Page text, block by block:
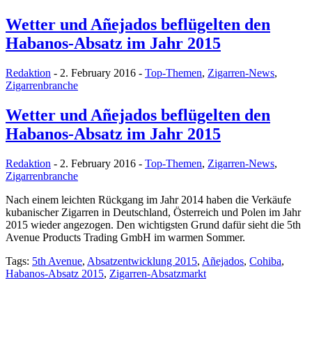
Wetter und Añejados beflügelten den
Habanos-Absatz im Jahr 2015
Redaktion - 2. February 2016 - Top-Themen, Zigarren-News,
Zigarrenbranche
Wetter und Añejados beflügelten den
Habanos-Absatz im Jahr 2015
Redaktion - 2. February 2016 - Top-Themen, Zigarren-News,
Zigarrenbranche
Nach einem leichten Rückgang im Jahr 2014 haben die Verkäufe
kubanischer Zigarren in Deutschland, Österreich und Polen im Jahr
2015 wieder angezogen. Den wichtigsten Grund dafür sieht die 5th
Avenue Products Trading GmbH im warmen Sommer.
Tags: 5th Avenue, Absatzentwicklung 2015, Añejados, Cohiba,
Habanos-Absatz 2015, Zigarren-Absatzmarkt